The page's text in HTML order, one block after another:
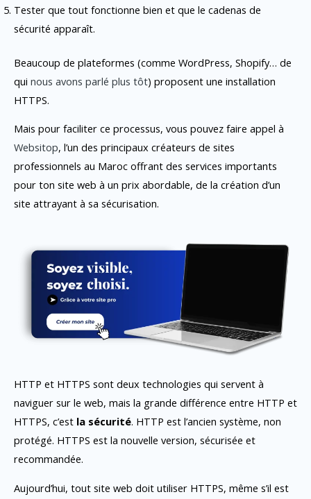
Tester que tout fonctionne bien et que le cadenas de
sécurité apparaît.
Beaucoup de plateformes (comme WordPress, Shopify… de
qui nous avons parlé plus tôt) proposent une installation
HTTPS.
Mais pour faciliter ce processus, vous pouvez faire appel à
Websitop, l’un des principaux créateurs de sites
professionnels au Maroc offrant des services importants
pour ton site web à un prix abordable, de la création d’un
site attrayant à sa sécurisation.
HTTP et HTTPS sont deux technologies qui servent à
naviguer sur le web, mais la grande différence entre HTTP et
HTTPS, c’est la sécurité. HTTP est l’ancien système, non
protégé. HTTPS est la nouvelle version, sécurisée et
recommandée.
Aujourd’hui, tout site web doit utiliser HTTPS, même s’il est